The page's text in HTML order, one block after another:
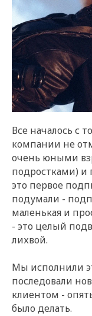
Все началось с
компании не
очень юными
подростками) и
это первое
подумали -
маленькая и
- это целый
лихвой.
Мы исполнили
последовали
клиентом -
было делать.